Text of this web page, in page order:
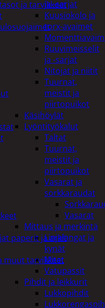
ja -sarjat
Kuusiokolo ja
torx-avaimet
Ruuvimeisselit
ja -sarjat
Nitojat ja niitit
Tuurnat,
meistit ja
piirtopuikot
Käsihöylät
Lyöntityökalut
Taltat
Tuurnat,
meistit ja
piirtopuikot
Vasarat ja
sorkkaraudat
Vasarat
Mittaus ja merkintä
Linjalangat ja
kynät
Mitat
Vatupassit
Pihdit ja leikkurit
Lukkopihdit
ja tarvikkeet
paperit ja arkit
muut tarvikkeet